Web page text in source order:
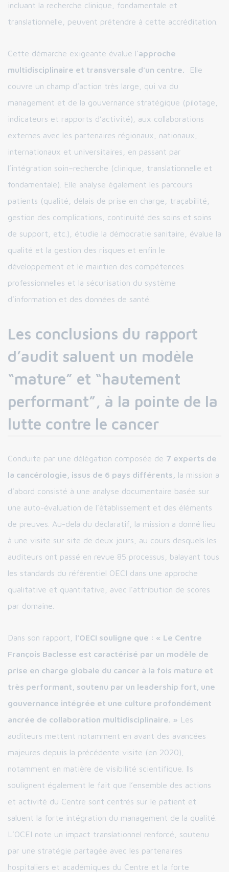
incluant la recherche clinique, fondamentale et
translationnelle, peuvent prétendre à cette accréditation.
Cette démarche exigeante évalue l’approche
multidisciplinaire et transversale d’un centre. Elle
couvre un champ d’action très large, qui va du
management et de la gouvernance stratégique (pilotage,
indicateurs et rapports d’activité), aux collaborations
externes avec les partenaires régionaux, nationaux,
internationaux et universitaires, en passant par
l’intégration soin–recherche (clinique, translationnelle et
fondamentale). Elle analyse également les parcours
patients (qualité, délais de prise en charge, traçabilité,
gestion des complications, continuité des soins et soins
de support, etc.), étudie la démocratie sanitaire, évalue la
qualité et la gestion des risques et enfin le
développement et le maintien des compétences
professionnelles et la sécurisation du système
d’information et des données de santé.
Les conclusions du rapport
d’audit saluent un modèle
“mature” et “hautement
performant”, à la pointe de la
lutte contre le cancer
Conduite par une délégation composée de 7 experts de
la cancérologie, issus de 6 pays différents,
la mission a
d’abord consisté à une analyse documentaire basée sur
une auto-évaluation de l’établissement et des éléments
de preuves. Au-delà du déclaratif, la mission a donné lieu
à une visite sur site de deux jours, au cours desquels les
auditeurs ont passé en revue 85 processus, balayant tous
les standards du référentiel OECI dans une approche
qualitative et quantitative, avec l’attribution de scores
par domaine.
Dans son rapport, l’OECI souligne que : « Le Centre
François Baclesse est caractérisé par un modèle de
prise en charge globale du cancer à la fois mature et
très performant, soutenu par un leadership fort, une
gouvernance intégrée et une culture profondément
ancrée de collaboration multidisciplinaire. » Les
auditeurs mettent notamment en avant des avancées
majeures depuis la précédente visite (en 2020),
notamment en matière de visibilité scientifique. Ils
soulignent également le fait que l’ensemble des actions
et activité du Centre sont centrés sur le patient et
saluent la forte intégration du management de la qualité.
L’OCEI note un impact translationnel renforcé, soutenu
par une stratégie partagée avec les partenaires
hospitaliers et académiques du Centre et la forte